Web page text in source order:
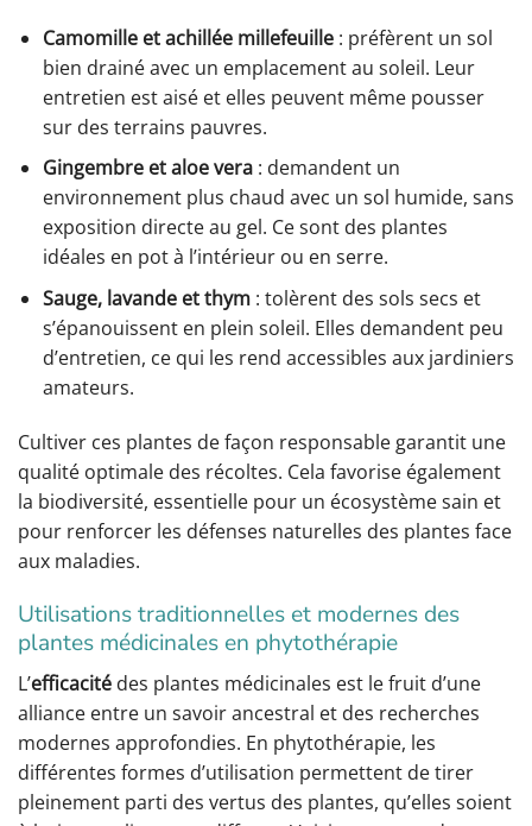
Camomille et achillée millefeuille: préfèrent un sol
bien drainé avec un emplacement au soleil. Leur
entretien est aisé et elles peuvent même pousser
sur des terrains pauvres.
Gingembre et aloe vera: demandent un
environnement plus chaud avec un sol humide, sans
exposition directe au gel. Ce sont des plantes
idéales en pot à l’intérieur ou en serre.
Sauge, lavande et thym: tolèrent des sols secs et
s’épanouissent en plein soleil. Elles demandent peu
d’entretien, ce qui les rend accessibles aux jardiniers
amateurs.
Cultiver ces plantes de façon responsable garantit une
qualité optimale des récoltes. Cela favorise également
la biodiversité, essentielle pour un écosystème sain et
pour renforcer les défenses naturelles des plantes face
aux maladies.
Utilisations traditionnelles et modernes des
plantes médicinales en phytothérapie
L’efficacité des plantes médicinales est le fruit d’une
alliance entre un savoir ancestral et des recherches
modernes approfondies. En phytothérapie, les
différentes formes d’utilisation permettent de tirer
pleinement parti des vertus des plantes, qu’elles soient